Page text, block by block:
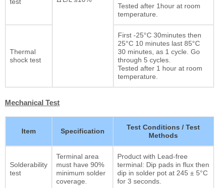
test
Tested after 1hour at room
temperature.
Thermal
shock test
First -25°C 30minutes then
25°C 10 minutes last 85°C
30 minutes, as 1 cycle. Go
through 5 cycles.
Tested after 1 hour at room
temperature.
Mechanical Test
Item Specification
Test Conditions / Test
Methods
Solderability
test
Terminal area
must have 90%
minimum solder
coverage.
Product with Lead-free
terminal: Dip pads in flux then
dip in solder pot at 245 ± 5°C
for 3 seconds.